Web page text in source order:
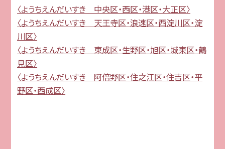
〈ようちえんだいすき 中央区・西区・港区・大正区〉
〈ようちえんだいすき 天王寺区・浪速区・西淀川区・淀
川区〉
〈ようちえんだいすき 東成区・生野区・旭区・城東区・鶴
見区〉
〈ようちえんだいすき 阿倍野区・住之江区・住吉区・平
野区・西成区〉